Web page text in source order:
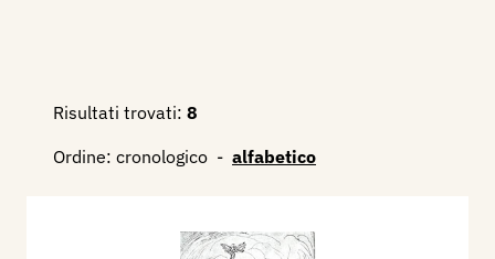
Risultati trovati: 8
Ordine: cronologico - alfabetico